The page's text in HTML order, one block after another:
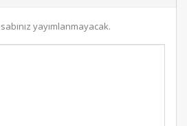
yayımlanmayacak.